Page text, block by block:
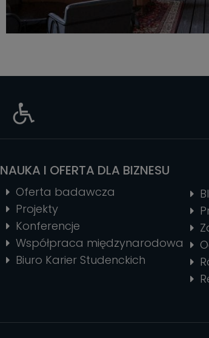
NAUKA I OFERTA DLA BIZNESU
Oferta badawcza
Projekty
Konferencje
Współpraca międzynarodowa
Biuro Karier Studenckich